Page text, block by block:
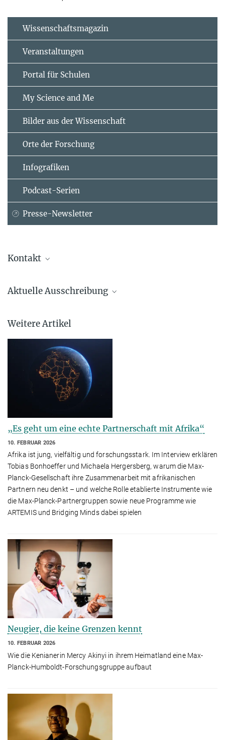
Wissenschaftsmagazin
Veranstaltungen
Portal für Schulen
My Science and Me
Bilder aus der Wissenschaft
Orte der Forschung
Infografiken
Podcast-Serien
Presse-Newsletter
Kontakt
+49 89 2108-1229
Aktuelle Ausschreibung
Max Planck Africa one-week educational workshops held in Africa
Weitere Artikel
„Es geht um eine echte Partnerschaft mit Afrika“
10. FEBRUAR 2026
Afrika ist jung, vielfältig und forschungsstark. Im Interview erklären
Tobias Bonhoeffer und Michaela Hergersberg, warum die Max-
Planck-Gesellschaft ihre Zusammenarbeit mit afrikanischen
Partnern neu denkt – und welche Rolle etablierte Instrumente wie
die Max-Planck-Partnergruppen sowie neue Programme wie
ARTEMIS und Bridging Minds dabei spielen
Neugier, die keine Grenzen kennt
10. FEBRUAR 2026
Wie die Kenianerin Mercy Akinyi in ihrem Heimatland eine Max-
Planck-Humboldt-Forschungsgruppe aufbaut